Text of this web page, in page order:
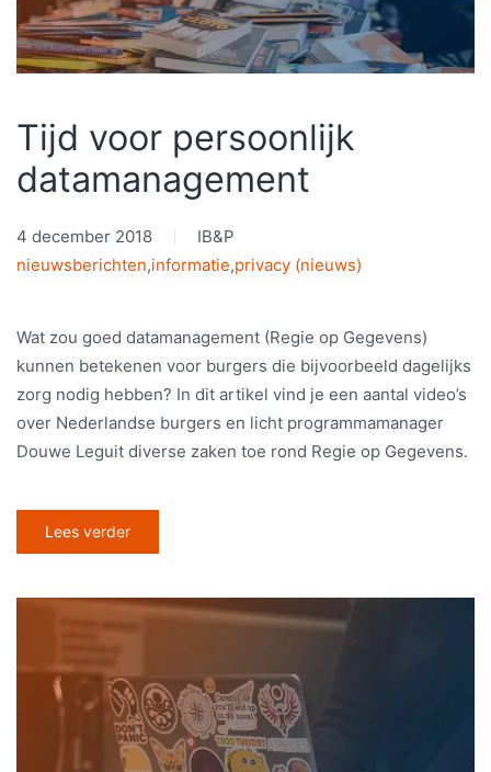
Tijd voor persoonlijk
datamanagement
4 december 2018
IB&P
nieuwsberichten,informatie,privacy (nieuws)
Wat zou goed datamanagement (Regie op Gegevens)
kunnen betekenen voor burgers die bijvoorbeeld dagelijks
zorg nodig hebben? In dit artikel vind je een aantal video’s
over Nederlandse burgers en licht programmamanager
Douwe Leguit diverse zaken toe rond Regie op Gegevens.
Lees verder